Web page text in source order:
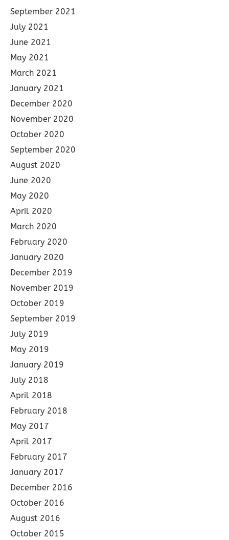
September 2021
July 2021
June 2021
May 2021
March 2021
January 2021
December 2020
November 2020
October 2020
September 2020
August 2020
June 2020
May 2020
April 2020
March 2020
February 2020
January 2020
December 2019
November 2019
October 2019
September 2019
July 2019
May 2019
January 2019
July 2018
April 2018
February 2018
May 2017
April 2017
February 2017
January 2017
December 2016
October 2016
August 2016
October 2015